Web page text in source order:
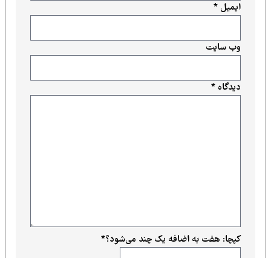
دیدگاه*
ایمیل*
وب‌ سایت
کپچا: هفت به اضافه یک چند می‌شود؟*